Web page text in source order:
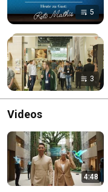
5
3
Videos
4:48